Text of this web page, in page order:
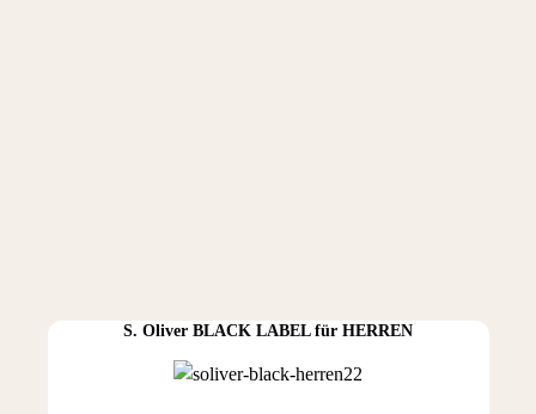
S. Oliver BLACK LABEL für HERREN